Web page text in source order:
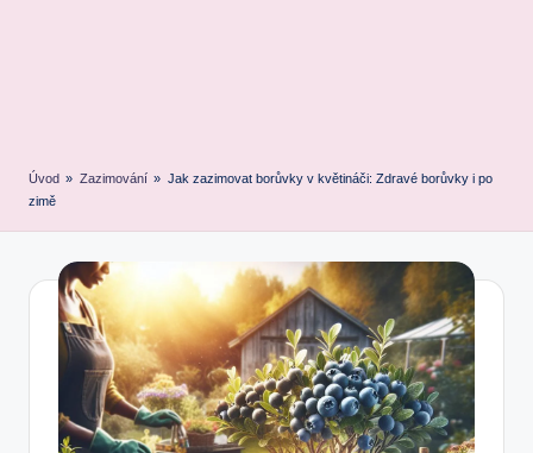
Úvod » Zazimování » Jak zazimovat borůvky v květináči: Zdravé borůvky i po
zimě